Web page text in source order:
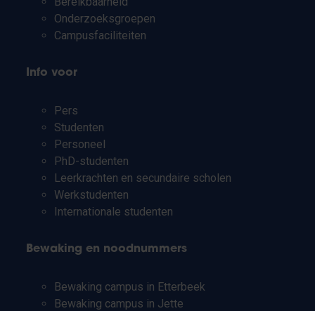
Onderzoeksgroepen
Campusfaciliteiten
Info voor
Pers
Studenten
Personeel
PhD-studenten
Leerkrachten en secundaire scholen
Werkstudenten
Internationale studenten
Bewaking en noodnummers
Bewaking campus in Etterbeek
Bewaking campus in Jette